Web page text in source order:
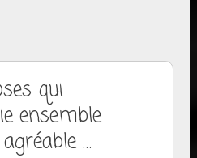
qui
ensemble
…